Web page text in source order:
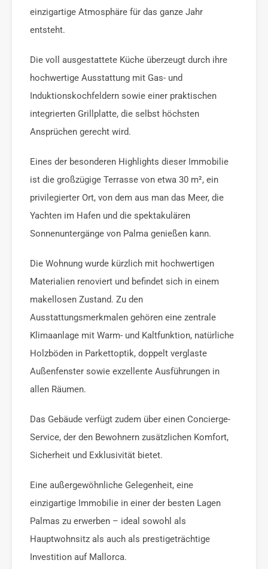
einzigartige Atmosphäre für das ganze Jahr
entsteht.
Die voll ausgestattete Küche überzeugt durch ihre
hochwertige Ausstattung mit Gas- und
Induktionskochfeldern sowie einer praktischen
integrierten Grillplatte, die selbst höchsten
Ansprüchen gerecht wird.
Eines der besonderen Highlights dieser Immobilie
ist die großzügige Terrasse von etwa 30 m², ein
privilegierter Ort, von dem aus man das Meer, die
Yachten im Hafen und die spektakulären
Sonnenuntergänge von Palma genießen kann.
Die Wohnung wurde kürzlich mit hochwertigen
Materialien renoviert und befindet sich in einem
makellosen Zustand. Zu den
Ausstattungsmerkmalen gehören eine zentrale
Klimaanlage mit Warm- und Kaltfunktion, natürliche
Holzböden in Parkettoptik, doppelt verglaste
Außenfenster sowie exzellente Ausführungen in
allen Räumen.
Das Gebäude verfügt zudem über einen Concierge-
Service, der den Bewohnern zusätzlichen Komfort,
Sicherheit und Exklusivität bietet.
Eine außergewöhnliche Gelegenheit, eine
einzigartige Immobilie in einer der besten Lagen
Palmas zu erwerben – ideal sowohl als
Hauptwohnsitz als auch als prestigeträchtige
Investition auf Mallorca.